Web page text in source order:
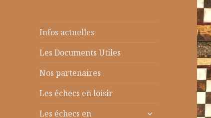
Infos actuelles
Les Documents Utiles
Nos partenaires
Les échecs en loisir
Les échecs en
ouvrir